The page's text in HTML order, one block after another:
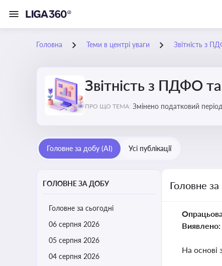
Головна Теми в центрі уваги Звітність з
Звітність з ПДФО
ПРО ЩО ТЕМА: Змінено податковий
Головне за добу (AI) Усі публікації
ГОЛОВНЕ ЗА ДОБУ
Головне за сьогодні
06 серпня 2026
05 серпня 2026
04 серпня 2026
Головне
Виявлено:
На основі